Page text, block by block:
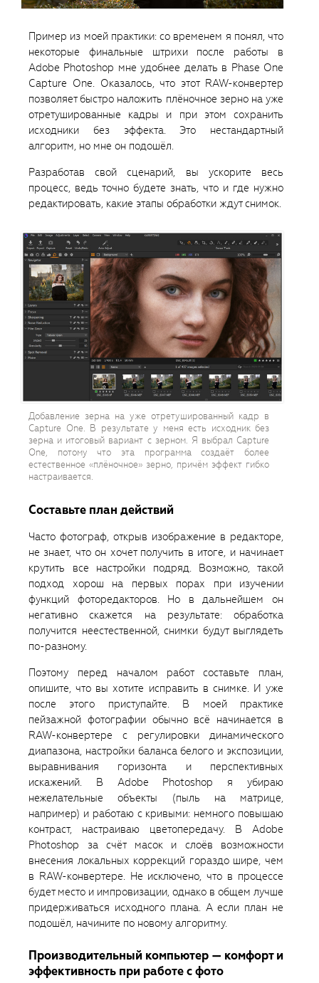
Пример из моей практики: со временем я понял, что
некоторые финальные штрихи после работы в
Adobe Photoshop мне удобнее делать в Phase One
Capture One. Оказалось, что этот RAW-конвертер
позволяет быстро наложить плёночное зерно на уже
отретушированные кадры и при этом сохранить
исходники без эффекта. Это нестандартный
алгоритм, но мне он подошёл.
Разработав свой сценарий, вы ускорите весь
процесс, ведь точно будете знать, что и где нужно
редактировать, какие этапы обработки ждут снимок.
Добавление зерна на уже отретушированный кадр в
Capture One. В результате у меня есть исходник без
зерна и итоговый вариант с зерном. Я выбрал Capture
One, потому что эта программа создаёт более
естественное «плёночное» зерно, причём эффект гибко
настраивается.
Составьте план действий
Часто фотограф, открыв изображение в редакторе,
не знает, что он хочет получить в итоге, и начинает
крутить все настройки подряд. Возможно, такой
подход хорош на первых порах при изучении
функций фоторедакторов. Но в дальнейшем он
негативно скажется на результате: обработка
получится неестественной, снимки будут выглядеть
по-разному.
Поэтому перед началом работ составьте план,
опишите, что вы хотите исправить в снимке. И уже
после этого приступайте. В моей практике
пейзажной фотографии обычно всё начинается в
RAW-конвертере с регулировки динамического
диапазона, настройки баланса белого и экспозиции,
выравнивания горизонта и перспективных
искажений. В Adobe Photoshop я убираю
нежелательные объекты (пыль на матрице,
например) и работаю с кривыми: немного повышаю
контраст, настраиваю цветопередачу. В Adobe
Photoshop за счёт масок и слоёв возможности
внесения локальных коррекций гораздо шире, чем
в RAW-конвертере. Не исключено, что в процессе
будет место и импровизации, однако в общем лучше
придерживаться исходного плана. А если план не
подошёл, начините по новому алгоритму.
Производительный компьютер — комфорт и
эффективность при работе с фото